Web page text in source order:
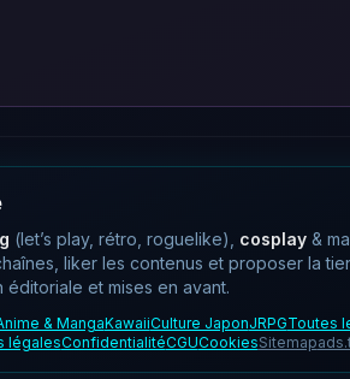
(let’s play, rétro, roguelike), cosplay &
liker les contenus et proposer la
et mises en avant.
& MangaKawaiiCulture JaponJRPGToutes
légalesConfidentialitéCGUCookiesSitemap